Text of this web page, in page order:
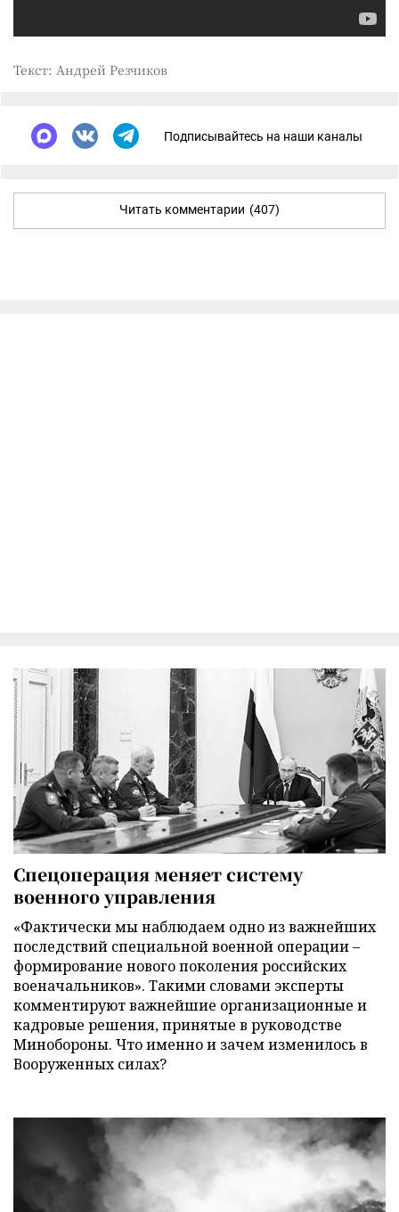
Текст: Андрей Резчиков
Подписывайтесь на наши каналы
Читать комментарии (407)
Спецоперация меняет систему
военного управления
«Фактически мы наблюдаем одно из важнейших
последствий специальной военной операции –
формирование нового поколения российских
военачальников». Такими словами эксперты
комментируют важнейшие организационные и
кадровые решения, принятые в руководстве
Минобороны. Что именно и зачем изменилось в
Вооруженных силах?